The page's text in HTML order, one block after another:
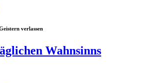
verlassen
Wahnsinns